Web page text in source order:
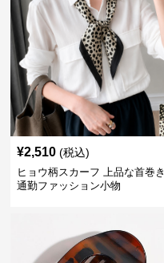
¥2,510 (税込)
ヒョウ柄スカーフ 上品な首巻き
通勤ファッション小物